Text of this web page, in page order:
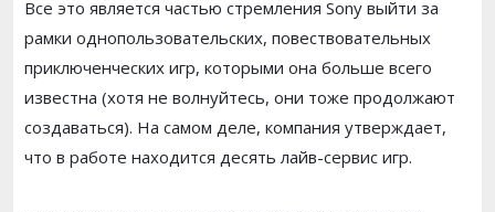
Все это является частью стремления Sony выйти за
рамки однопользовательских, повествовательных
приключенческих игр, которыми она больше всего
известна (хотя не волнуйтесь, они тоже продолжают
создаваться). На самом деле, компания утверждает,
что в работе находится десять лайв-сервис игр.